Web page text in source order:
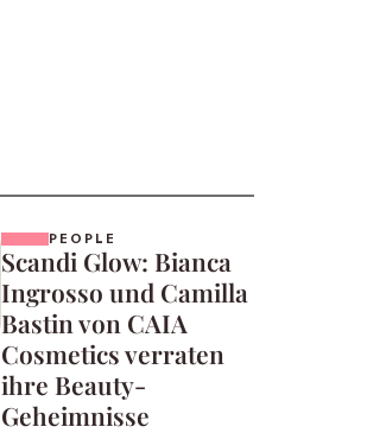
PEOPLE
Scandi Glow: Bianca
Ingrosso und Camilla
Bastin von CAIA
Cosmetics verraten
ihre Beauty-
Geheimnisse